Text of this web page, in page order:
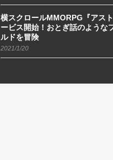
横スクロールMMORPG『アス
ービス開始！おとぎ話のような
ルドを冒険
2021/1/20